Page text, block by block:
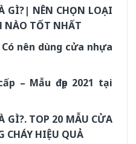
GÌ?| NÊN CHỌN LOẠI
NÀO TỐT NHẤT
nên dùng cửa nhựa
– Mẫu đẹp 2021 tại
GÌ?. TOP 20 MẪU CỬA
CHÁY HIỆU QUẢ